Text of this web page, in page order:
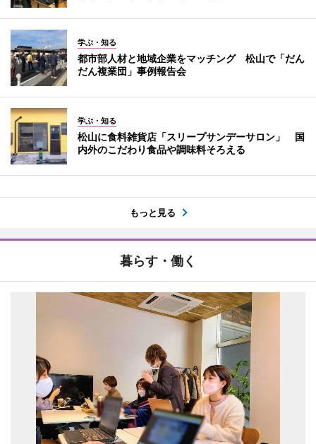
学ぶ・知る
都市部人材と地域企業をマッチング 松山で「だん
だん複業団」事例報告会
学ぶ・知る
松山に食料雑貨店「スリープサンデーサロン」 国
内外のこだわり食品や調味料そろえる
もっと見る
暮らす・働く